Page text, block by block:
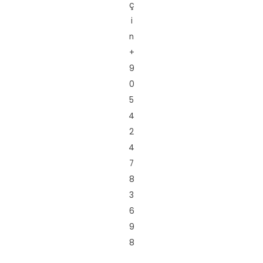
ç
i
n
+
9
0
5
4
2
4
7
8
3
6
9
8